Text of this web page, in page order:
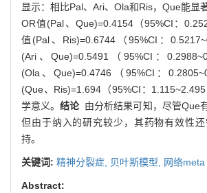
显示：相比Pal、Ari、Ola和Ris，Que能显
OR值(Pal、Que)=0.4154（95%CI：
值(Pal、Ris)=0.6744（95%CI：
(Ari、Que)=0.5491（95%CI：
(Ola、Que)=0.4746（95%CI：
(Que、Ris)=1.694（95%CI：
学意义。结论由分析结果可知，尽管Que
但由于纳入的研究较少，其药物有效性
持。
关键词: 精神分裂症, 贝叶斯模型, 网络
Abstract: